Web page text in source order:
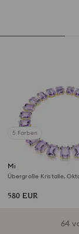
5 Farben
Millenia Halskette
Übergroße Kristalle,
580 EUR
64